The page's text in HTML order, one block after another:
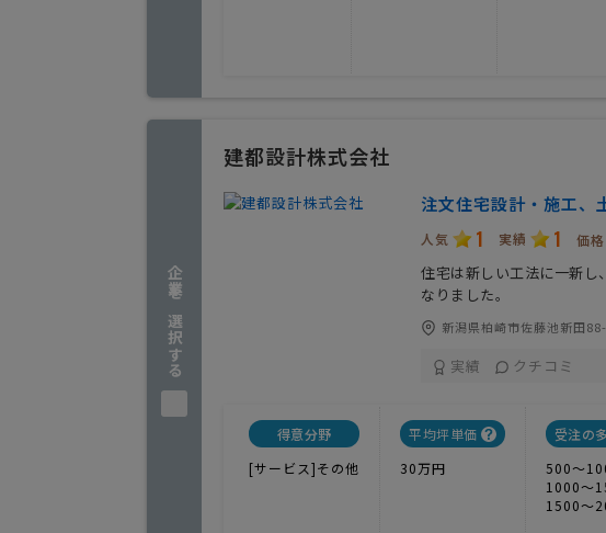
企業を選択する
建都設計株式会社
注文住宅設計・施工、
人気 1 実績 1 価格
住宅は新しい工法に一新し
なりました。
新潟県柏崎市佐藤池新田
実績 クチコミ
得意分野
[サービス]その他
平均坪単価
30万円
受注の
500〜
1000〜
1500〜